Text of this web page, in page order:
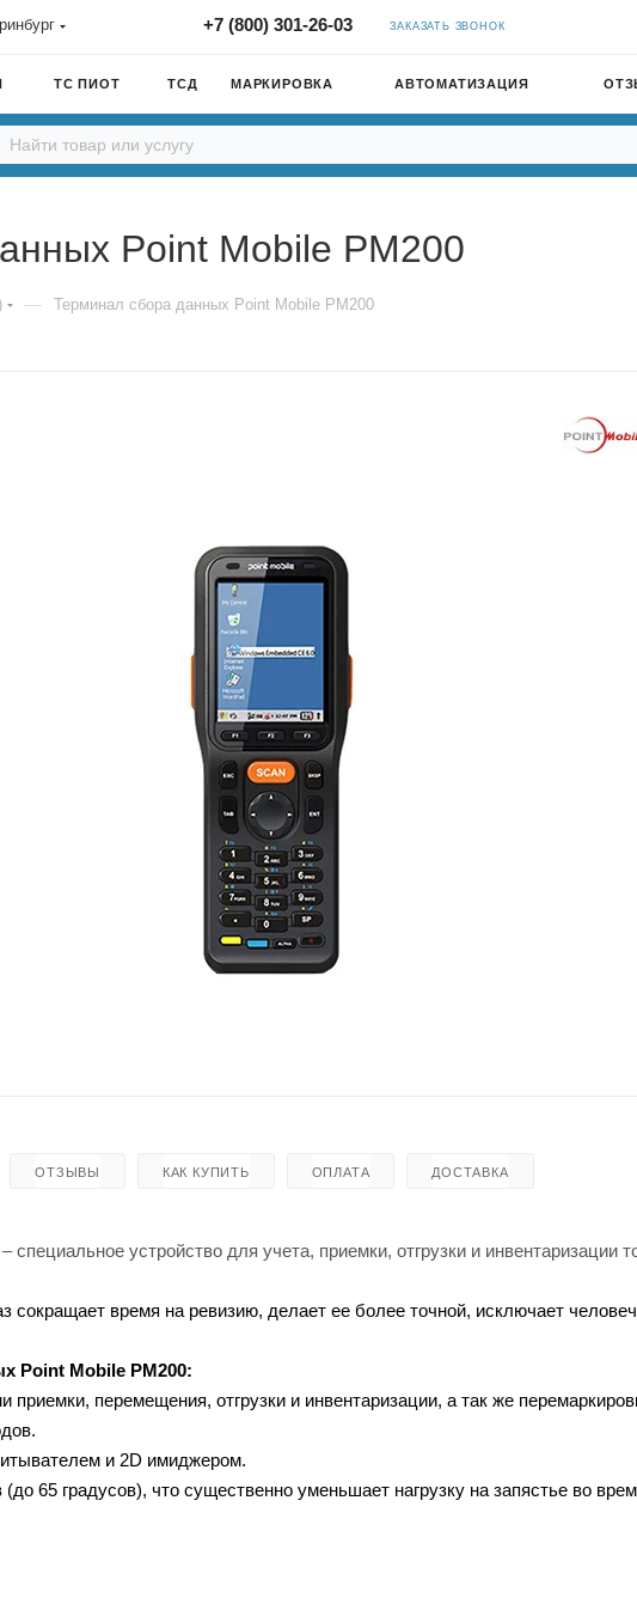
+7 (800) 301-26-03 ЗАКАЗАТЬ ЗВОНОК
ТС ПИОТ ТСД МАРКИРОВКА АВТОМАТИЗАЦИЯ
Point Mobile PM200
— Терминал сбора данных Point Mobile PM200
ОТЗЫВЫ КАК КУПИТЬ ОПЛАТА ДОСТАВКА
– специальное устройство для учета, приемки, отгрузки и инвентаризации
сокращает время на ревизию, делает ее более точной, исключает
Point Mobile PM200:
перемещения, отгрузки и инвентаризации, а так же
и 2D имиджером.
65 градусов), что существенно уменьшает нагрузку на запястье во